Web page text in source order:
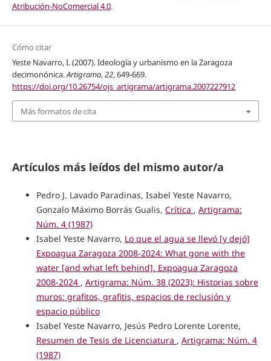
Atribución-NoComercial 4.0.
Cómo citar
Yeste Navarro, I. (2007). Ideología y urbanismo en la Zaragoza
decimonónica.Artigrama,22, 649-669.
https://doi.org/10.26754/ojs_artigrama/artigrama.2007227912
Más formatos de cita
Artículos más leídos del mismo autor/a
Pedro J. Lavado Paradinas, Isabel Yeste Navarro,
Gonzalo Máximo Borrás Gualis, Crítica , Artigrama:
Núm. 4 (1987)
Isabel Yeste Navarro, Lo que el agua se llevó [y dejó]
Expoagua Zaragoza 2008-2024: What gone with the
water [and what left behind]. Expoagua Zaragoza
2008-2024 , Artigrama: Núm. 38 (2023): Historias sobre
muros: grafitos, grafitis, espacios de reclusión y
espacio público
Isabel Yeste Navarro, Jesús Pedro Lorente Lorente,
Resumen de Tesis de Licenciatura , Artigrama: Núm. 4
(1987)